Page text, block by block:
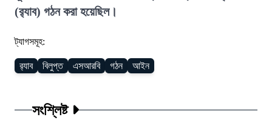
(র‍্যাব) গঠন করা হয়েছিল।
ট্যাগসমূহ:
র‍্যাব বিলুপ্ত এসআরবি গঠন আইন
সংশ্লিষ্ট